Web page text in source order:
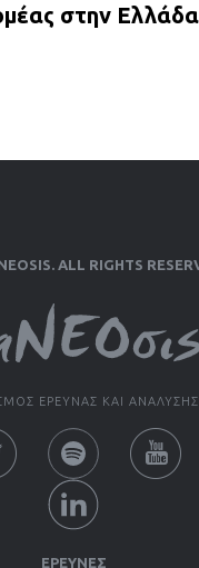
στην Ελλάδα
ALL RIGHTS
ΕΡΕΥΝΑΣ ΚΑΙ ΑΝΑΛΥΣΗΣ
ΕΡΕΥΝΕΣ